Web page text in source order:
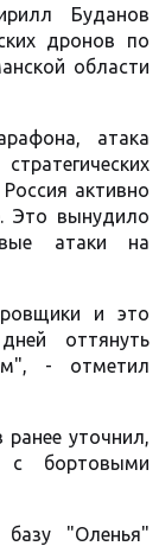
Буданов
дронов по
области
атака
активно
Это вынудило
атаки на
и это
оттянуть
- отметил
уточнил,
бортовыми
"Оленья"